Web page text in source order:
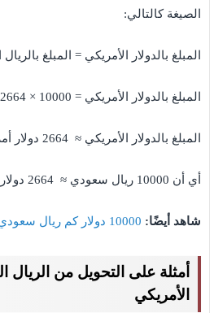
الصيغة كالتالي:
المبلغ بالدولار الأمريكي = المبلغ بالريال
المبلغ بالدولار الأمريكي = 10000 × 0.2664
المبلغ بالدولار الأمريكي ≈ 2664 دولار أمريكي
أي أن 10000 ريال سعودي ≈ 2664 دولار أمريكي
شاهد أيضًا: 10000 دولار كم ريال سعودي
أمثلة على التحويل من الريال
الأمريكي